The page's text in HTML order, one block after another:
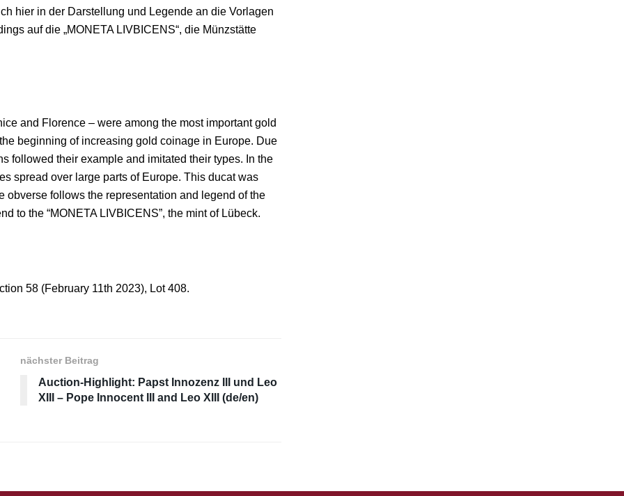
hier in der Darstellung und Legende an die Vorlagen
auf die „MONETA LIVBICENS“, die Münzstätte
and Florence – were among the most important gold
beginning of increasing gold coinage in Europe. Due
followed their example and imitated their types. In the
spread over large parts of Europe. This ducat was
obverse follows the representation and legend of the
to the “MONETA LIVBICENS”, the mint of Lübeck.
58 (February 11th 2023), Lot 408.
nächster Beitrag
Auction-Highlight: Papst Innozenz III und Leo
XIII – Pope Innocent III and Leo XIII (de/en)